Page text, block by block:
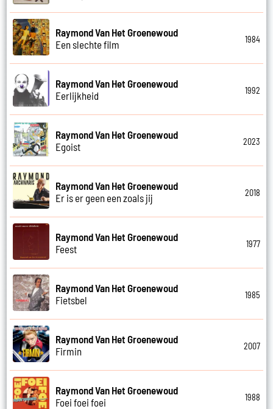
Raymond Van Het Groenewoud
Een slechte film
1984
Raymond Van Het Groenewoud
Eerlijkheid
1992
Raymond Van Het Groenewoud
Egoist
2023
Raymond Van Het Groenewoud
Er is er geen een zoals jij
2018
Raymond Van Het Groenewoud
Feest
1977
Raymond Van Het Groenewoud
Fietsbel
1985
Raymond Van Het Groenewoud
Firmin
2007
Raymond Van Het Groenewoud
Foei foei foei
1988